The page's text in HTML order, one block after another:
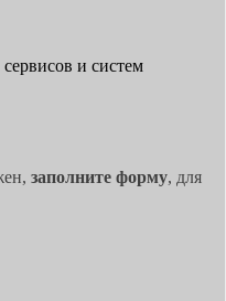
и систем
заполните форму, для